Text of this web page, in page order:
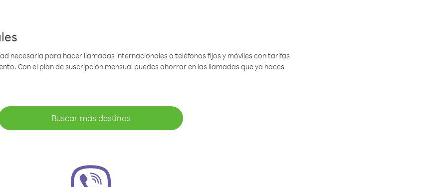
necesaria para hacer llamadas internacionales a teléfonos fijos y móviles con tarifas
Con el plan de suscripción mensual puedes ahorrar en las llamadas que ya haces
Buscar más destinos